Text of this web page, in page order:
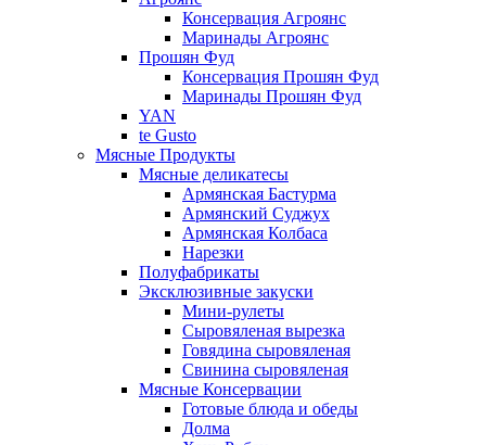
Консервация Агроянс
Маринады Агроянс
Прошян Фуд
Консервация Прошян Фуд
Маринады Прошян Фуд
YAN
te Gusto
Мясные Продукты
Мясные деликатесы
Армянская Бастурма
Армянский Суджух
Армянская Колбаса
Нарезки
Полуфабрикаты
Эксклюзивные закуски
Мини-рулеты
Сыровяленая вырезка
Говядина сыровяленая
Свинина сыровяленая
Мясные Консервации
Готовые блюда и обеды
Долма